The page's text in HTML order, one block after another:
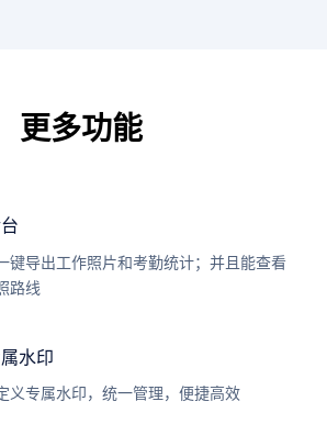
更多功能
键导出工作照片和考勤统计；并且能查看
路线
水印
义专属水印，统一管理，便捷高效